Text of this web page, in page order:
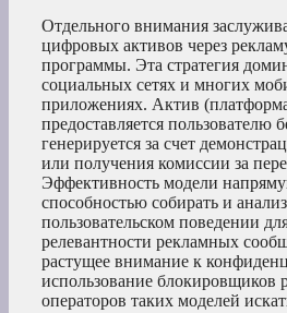
Отдельного внимания
цифровых активов через
программы. Эта стратегия
социальных сетях и многих
приложениях. Актив
предоставляется пользователю
генерируется за счет
или получения комиссии за
Эффективность модели
способностью собирать и
пользовательском поведении
релевантности рекламных
растущее внимание к
использование блокировщиков
операторов таких моделей